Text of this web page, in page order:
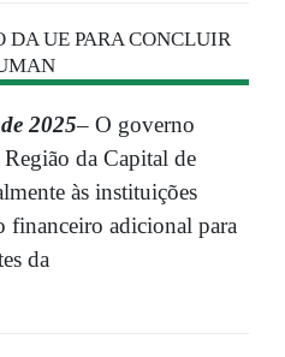
DA UE PARA CONCLUIR
2025– O governo
da Capital de
às instituições
financeiro adicional para
da